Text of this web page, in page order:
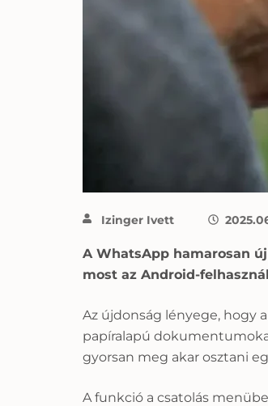
Izinger Ivett
A WhatsApp hamarosan
most az Android-
Az újdonság lényege, hogy
papíralapú
gyorsan meg akar osztani
A funkció a csatolás